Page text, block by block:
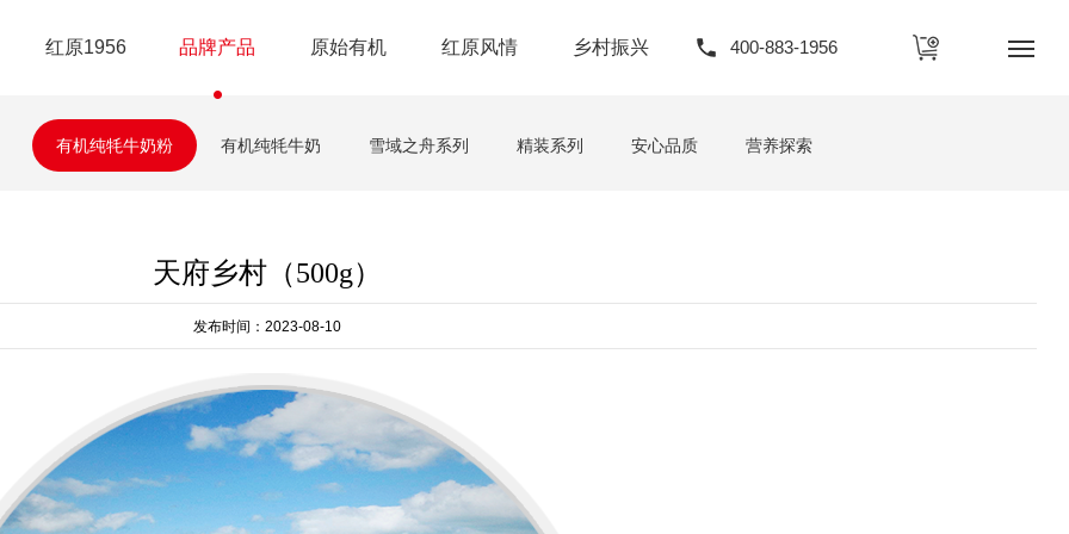
红原1956 品牌产品
有机纯牦牛奶粉 有机纯牦牛奶 雪域之舟系列 精装系列 安心品质 营养探索
原始有机 红原风情 乡村振兴 400-883-1956
天府乡村（500g）
发布时间：2023-08-10